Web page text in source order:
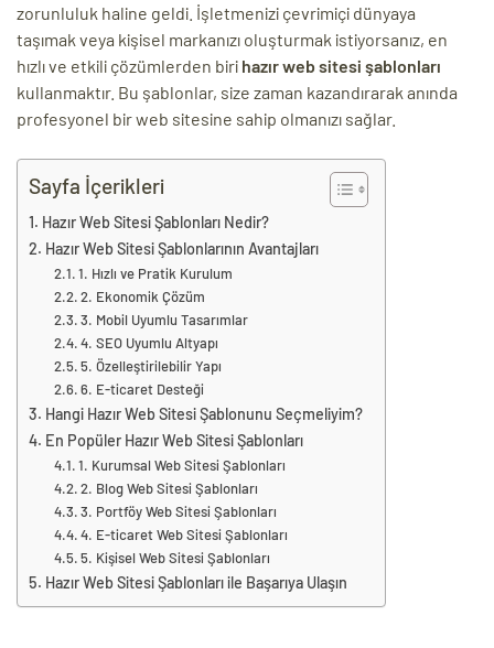
zorunluluk haline geldi. İşletmenizi çevrimiçi dünyaya
taşımak veya kişisel markanızı oluşturmak istiyorsanız, en
hızlı ve etkili çözümlerden biri hazır web sitesi şablonları
kullanmaktır. Bu şablonlar, size zaman kazandırarak anında
profesyonel bir web sitesine sahip olmanızı sağlar.
Sayfa İçerikleri
Hazır Web Sitesi Şablonları Nedir?
Hazır Web Sitesi Şablonlarının Avantajları
1. Hızlı ve Pratik Kurulum
2. Ekonomik Çözüm
3. Mobil Uyumlu Tasarımlar
4. SEO Uyumlu Altyapı
5. Özelleştirilebilir Yapı
6. E-ticaret Desteği
Hangi Hazır Web Sitesi Şablonunu Seçmeliyim?
En Popüler Hazır Web Sitesi Şablonları
1. Kurumsal Web Sitesi Şablonları
2. Blog Web Sitesi Şablonları
3. Portföy Web Sitesi Şablonları
4. E-ticaret Web Sitesi Şablonları
5. Kişisel Web Sitesi Şablonları
Hazır Web Sitesi Şablonları ile Başarıya Ulaşın